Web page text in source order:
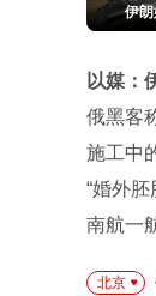
刘
以媒：
俄黑客
施工中
“婚外
南航一
北京